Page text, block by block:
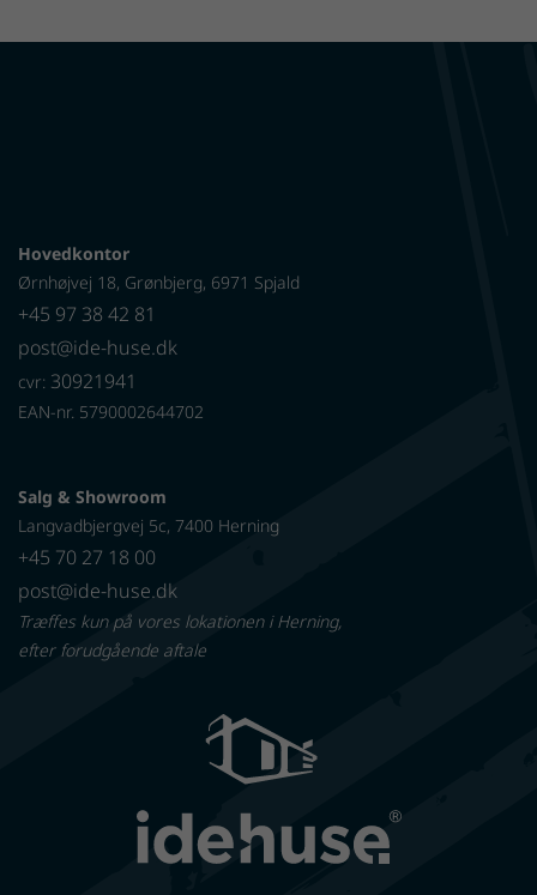
Hovedkontor
Ørnhøjvej 18, Grønbjerg, 6971 Spjald
+45 97 38 42 81
post@ide-huse.dk
cvr: 30921941
EAN-nr. 5790002644702
Salg & Showroom
Langvadbjergvej 5c, 7400 Herning
+45 70 27 18 00
post@ide-huse.dk
Træffes kun på vores lokationen i Herning,
efter forudgående aftale